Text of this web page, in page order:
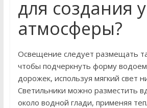
для создания
атмосферы?
Освещение следует размещать
чтобы подчеркнуть форму
дорожек, используя мягкий свет
Светильники можно разместить
около водной глади, применяя